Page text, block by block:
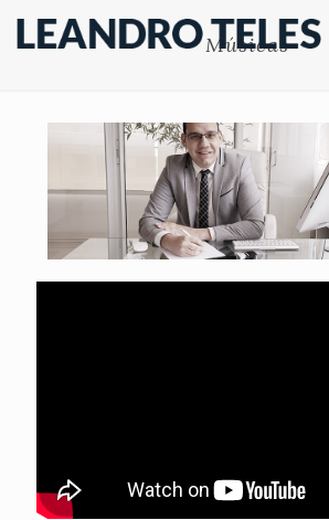
Músicas